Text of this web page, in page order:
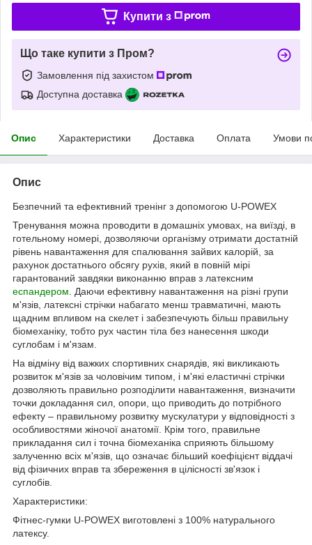
Купити з
Що таке купити з Пром?
Замовлення під захистом
Доступна доставка
Опис Характеристики Доставка Оплата Умови
Опис
Безпечний та ефективний тренінг з допомогою U-POWEX
Тренування можна проводити в домашніх умовах, на виїзді, в
готельному номері, дозволяючи організму отримати достатній
рівень навантаження для спалювання зайвих калорій, за
рахунок достатнього обсягу рухів, який в повній мірі
гарантований завдяки виконанню вправ з латексним
еспандером . Даючи ефективну навантаження на різні групи
м'язів, латексні стрічки набагато менш травматичні, мають
щадним впливом на скелет і забезпечують більш правильну
біомеханіку, тобто рух частин тіла без нанесення шкоди
суглобам і м'язам.
На відміну від важких спортивних снарядів, які викликають
розвиток м'язів за чоловічим типом, і м'які еластичні стрічки
дозволяють правильно розподілити навантаження, визначити
точки докладання сил, опори, що приводить до потрібного
ефекту – правильному розвитку мускулатури у відповідності з
особливостями жіночої анатомії. Крім того, правильне
прикладання сил і точна біомеханіка сприяють більшому
залученню всіх м'язів, що означає більший коефіцієнт віддачі
від фізичних вправ та збереження в цілісності зв'язок і
суглобів.
Характеристики:
Фітнес-гумки U-POWEX виготовлені з 100% натурального
латексу.